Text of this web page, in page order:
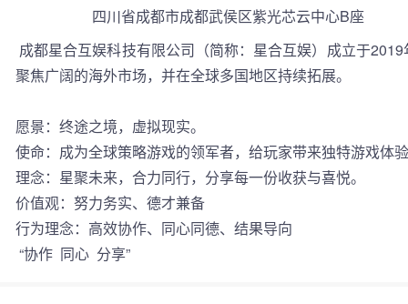
四川省成都市成都武侯区紫光芯云中心B座
聚焦广阔的海外市场，并在全球多国地区持续拓展。
愿景：终途之境，虚拟现实。
使命：成为全球策略游戏的领军者，给玩家带来独特游戏体
理念：星聚未来，合力同行，分享每一份收获与喜悦。
价值观：努力务实、德才兼备
行为理念：高效协作、同心同德、结果导向
“协作  同心  分享”